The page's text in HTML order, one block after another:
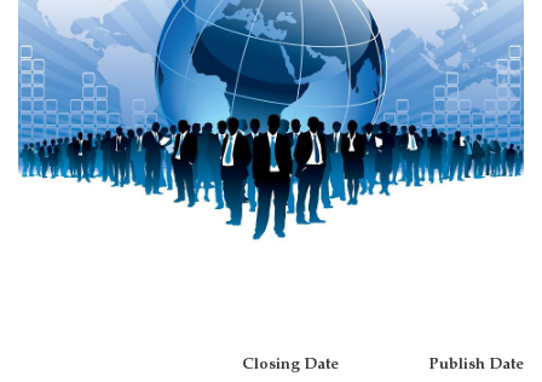
Publish Date
Closing Date